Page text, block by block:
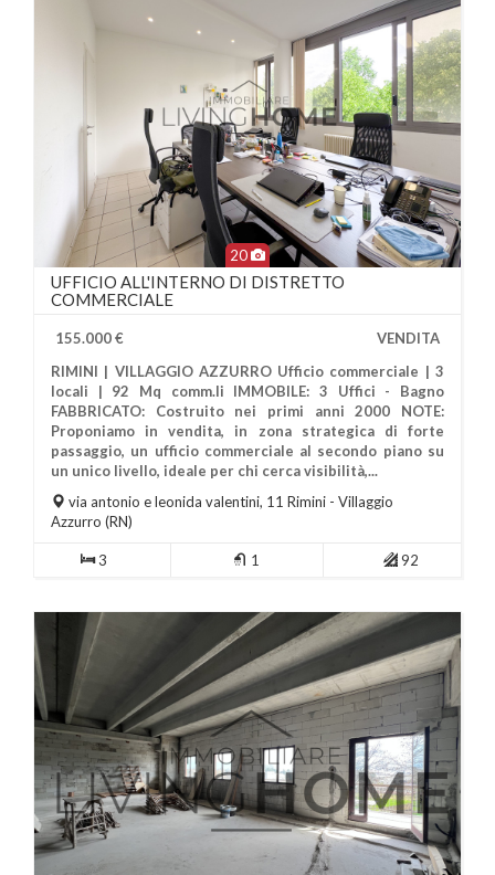
20
Più Informazioni
UFFICIO ALL'INTERNO DI DISTRETTO
COMMERCIALE
155.000 €
VENDITA
RIMINI | VILLAGGIO AZZURRO Ufficio commerciale | 3
locali | 92 Mq comm.li IMMOBILE: 3 Uffici - Bagno
FABBRICATO: Costruito nei primi anni 2000 NOTE:
Proponiamo in vendita, in zona strategica di forte
passaggio, un ufficio commerciale al secondo piano su
un unico livello, ideale per chi cerca visibilità,...
via antonio e leonida valentini, 11 Rimini - Villaggio
Azzurro (RN)
3 1 92